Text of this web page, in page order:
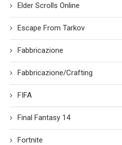
Elder Scrolls Online
Escape From Tarkov
Fabbricazione
Fabbricazione/Crafting
FIFA
Final Fantasy 14
Fortnite